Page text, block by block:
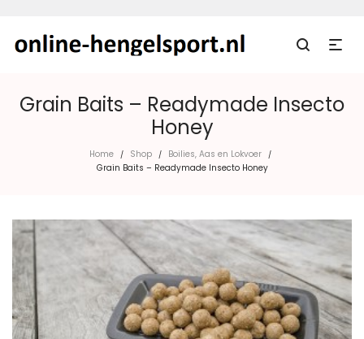
Grain Baits – Readymade Insecto
Honey
Home / Shop / Boilies, Aas en Lokvoer /
Grain Baits – Readymade Insecto Honey